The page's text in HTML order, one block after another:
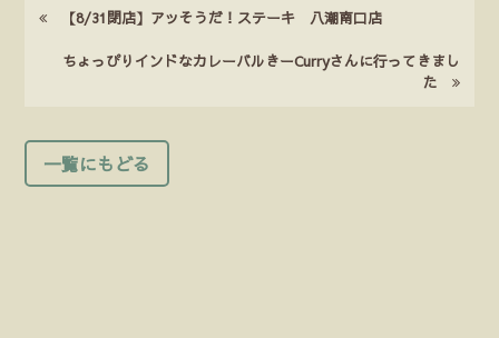
【8/31閉店】アッそうだ！ステーキ 八潮南口店
ちょっぴりインドなカレーバルきーCurryさんに行ってきまし
た
一覧にもどる